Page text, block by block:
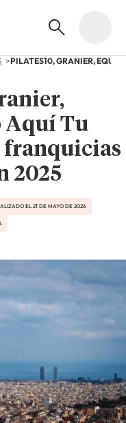
Aquí Tu
franquicias
2025
EL 21 DE MAYO DE 2026